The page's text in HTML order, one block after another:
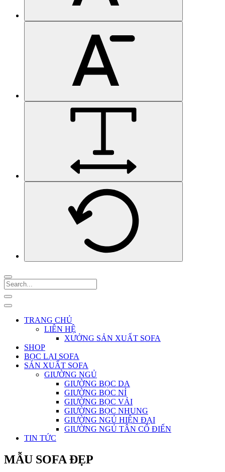
TRANG CHỦ
LIÊN HỆ
XƯỞNG SẢN XUẤT SOFA
SHOP
BỌC LẠI SOFA
SẢN XUẤT SOFA
GIƯỜNG NGỦ
GIƯỜNG BỌC DA
GIƯỜNG BỌC NỈ
GIƯỜNG BỌC VẢI
GIƯỜNG BỌC NHUNG
GIƯỜNG NGỦ HIỆN ĐẠI
GIƯỜNG NGỦ TÂN CỔ ĐIỂN
TIN TỨC
MẪU SOFA ĐẸP